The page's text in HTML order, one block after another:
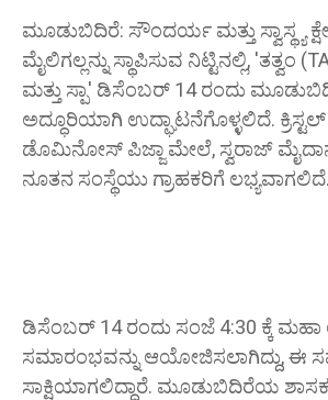
ಮೂಡುಬಿದಿರೆ: ಸೌಂದರ್ಯ ಮತ್ತು ಸ್ವಾಸ್ಥ್ಯ
ಮೈಲಿಗಲ್ಲನ್ನು ಸ್ಥಾಪಿಸುವ ನಿಟ್ಟಿನಲ್ಲಿ, 'ತತ್ವಂ
ಮತ್ತು ಸ್ಪಾ' ಡಿಸೆಂಬರ್ 14 ರಂದು
ಅದ್ಧೂರಿಯಾಗಿ ಉದ್ಘಾಟನೆಗೊಳ್ಳಲಿದೆ.
ಡೊಮಿನೋಸ್ ಪಿಜ್ಜಾ ಮೇಲೆ, ಸ್ವರಾಜ್
ನೂತನ ಸಂಸ್ಥೆಯು ಗ್ರಾಹಕರಿಗೆ ಲಭ್ಯವಾಗಲಿದೆ.
ಡಿಸೆಂಬರ್ 14 ರಂದು ಸಂಜೆ 4:30 ಕ್ಕೆ ಮಹಾ
ಸಮಾರಂಭವನ್ನು ಆಯೋಜಿಸಲಾಗಿದ್ದು, ಈ
ಸಾಕ್ಷಿಯಾಗಲಿದ್ದಾರೆ. ಮೂಡುಬಿದಿರೆಯ